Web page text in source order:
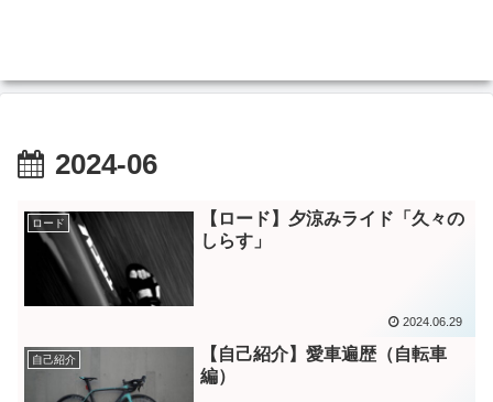
2024-06
ロード
【ロード】夕涼みライド「久々の
しらす」
2024.06.29
自己紹介
【自己紹介】愛車遍歴（自転車
編）